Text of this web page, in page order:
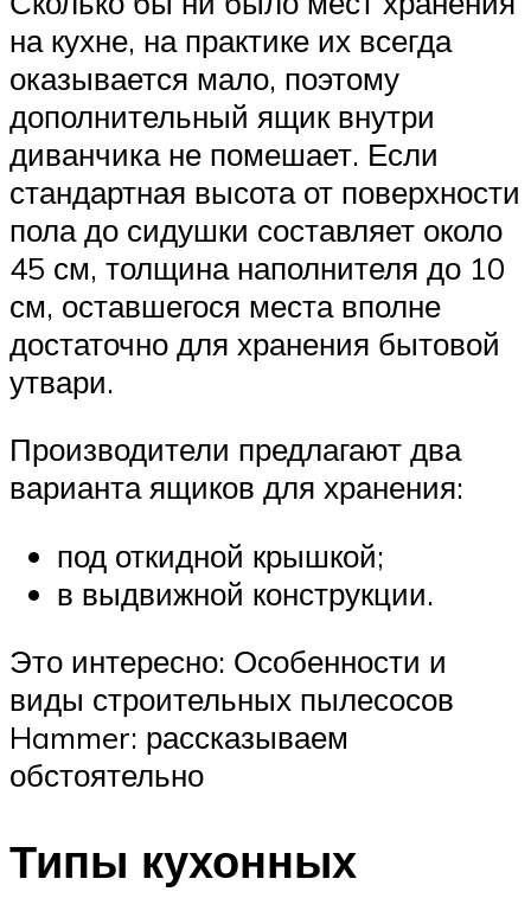
на кухне, на практике их всегда
оказывается мало, поэтому
дополнительный ящик внутри
диванчика не помешает. Если
стандартная высота от поверхности
пола до сидушки составляет около
45 см, толщина наполнителя до 10
см, оставшегося места вполне
достаточно для хранения бытовой
утвари.
Производители предлагают два
варианта ящиков для хранения:
под откидной крышкой;
в выдвижной конструкции.
Это интересно: Особенности и
виды строительных пылесосов
Hammer: рассказываем
обстоятельно
Типы кухонных